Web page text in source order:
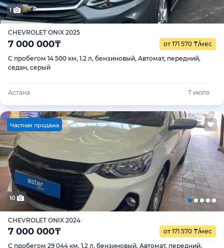
1
CHEVROLET ONIX 2025
7 000 000₸ от 171 570 ₸/мес
С пробегом 14 500 км, 1.2 л, бензиновый, Автомат, передний,
седан, серый
Астана 7 июля
Частная продажа
10
CHEVROLET ONIX 2024
7 000 000₸ от 171 570 ₸/мес
С пробегом 29 044 км, 1.2 л, бензиновый, Автомат, передний,